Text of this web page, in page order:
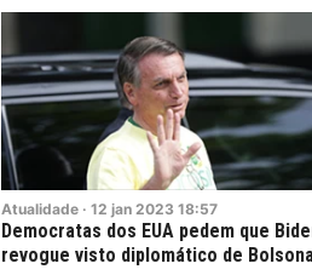
Atualidade · 12 jan 2023 18:57
Democratas dos EUA pedem que
revogue visto diplomático de